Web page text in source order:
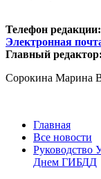
Телефон редакции:
Электронная
Главный редактор:
Сорокина Марина
Главная
Все новости
Руководство
Днем ГИБДД